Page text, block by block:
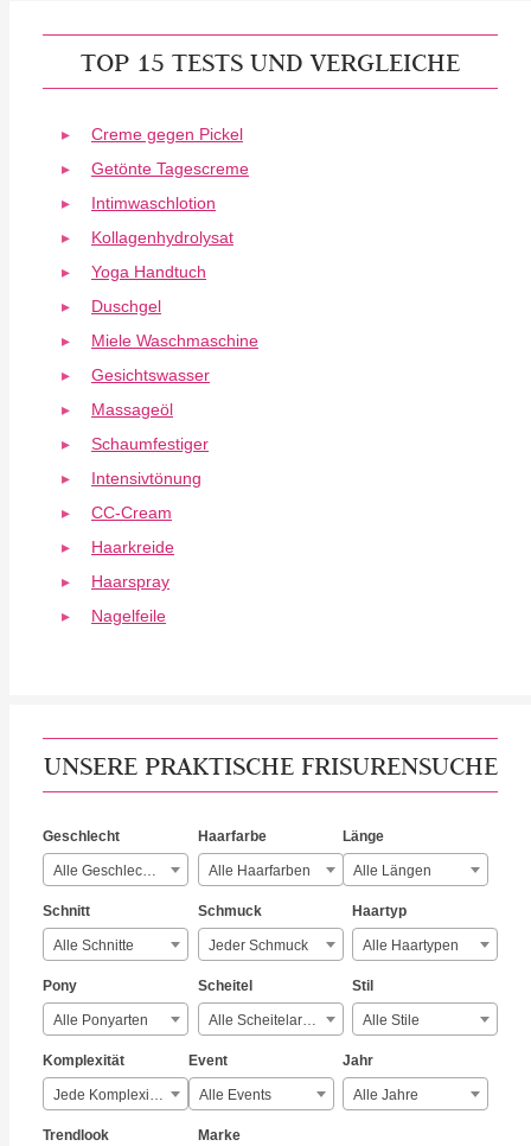
TOP 15 TESTS UND VERGLEICHE
Creme gegen Pickel
Getönte Tagescreme
Intimwaschlotion
Kollagenhydrolysat
Yoga Handtuch
Duschgel
Miele Waschmaschine
Gesichtswasser
Massageöl
Schaumfestiger
Intensivtönung
CC-Cream
Haarkreide
Haarspray
Nagelfeile
UNSERE PRAKTISCHE FRISURENSUCHE
Geschlecht
Alle Geschlechter
Haarfarbe
Alle Haarfarben
Länge
Alle Längen
Schnitt
Alle Schnitte
Schmuck
Jeder Schmuck
Haartyp
Alle Haartypen
Pony
Alle Ponyarten
Scheitel
Alle Scheitelarten
Stil
Alle Stile
Komplexität
Jede Komplexität
Event
Alle Events
Jahr
Alle Jahre
Trendlook Marke